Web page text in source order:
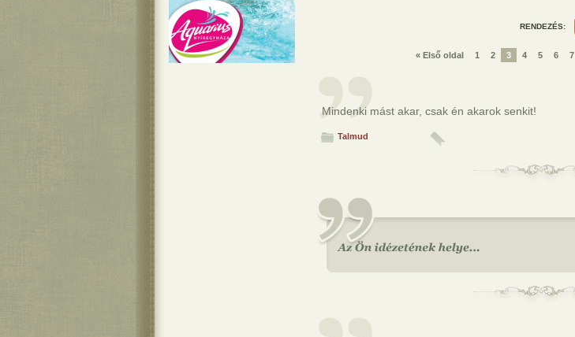
RENDEZÉS:
« Első oldal 1 2 3 4 5 6 7
Mindenki mást akar, csak én akarok senkit!
Talmud